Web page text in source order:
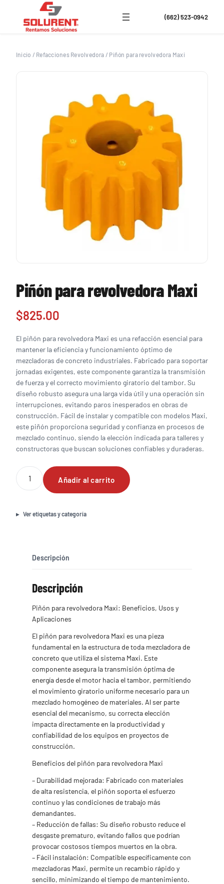
contenido
(662) 523-0942
Inicio / Refacciones Revolvedora / Piñón para revolvedora Maxi
Piñón para revolvedora Maxi
$825.00
El piñón para revolvedora Maxi es una refacción esencial para
mantener la eficiencia y funcionamiento óptimo de
mezcladoras de concreto industriales. Fabricado para soportar
jornadas exigentes, este componente garantiza la transmisión
de fuerza y el correcto movimiento giratorio del tambor. Su
diseño robusto asegura una larga vida útil y una operación sin
interrupciones, evitando paros inesperados en obras de
construcción. Fácil de instalar y compatible con modelos Maxi,
este piñón proporciona seguridad y confianza en procesos de
mezclado continuo, siendo la elección indicada para talleres y
constructoras que buscan soluciones confiables y duraderas.
Piñón
para
revolvedora
cantidad
Añadir al carrito
Ver etiquetas y categoría
Descripción
Descripción
Piñón para revolvedora Maxi: Beneficios, Usos y
Aplicaciones
El piñón para revolvedora Maxi es una pieza
fundamental en la estructura de toda mezcladora de
concreto que utiliza el sistema Maxi. Este
componente asegura la transmisión óptima de
energía desde el motor hacia el tambor, permitiendo
el movimiento giratorio uniforme necesario para un
mezclado homogéneo de materiales. Al ser parte
esencial del mecanismo, su correcta elección
impacta directamente en la productividad y
confiabilidad de los equipos en proyectos de
construcción.
Beneficios del piñón para revolvedora Maxi
– Durabilidad mejorada: Fabricado con materiales
de alta resistencia, el piñón soporta el esfuerzo
continuo y las condiciones de trabajo más
demandantes.
– Reducción de fallas: Su diseño robusto reduce el
desgaste prematuro, evitando fallos que podrían
provocar costosos tiempos muertos en la obra.
– Fácil instalación: Compatible específicamente con
mezcladoras Maxi, permite un recambio rápido y
sencillo, minimizando el tiempo de mantenimiento.